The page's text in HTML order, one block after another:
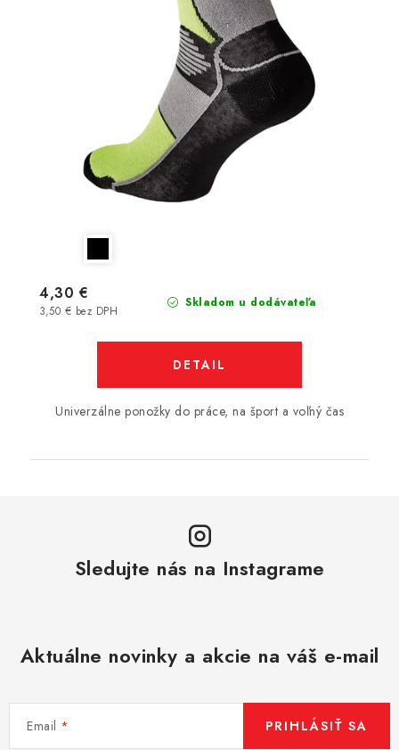
Skladom u dodávateľa
3,50 € bez DPH
4,30 €
DETAIL
Univerzálne ponožky do práce, na šport a voľný čas
Sledujte nás na Instagrame
Aktuálne novinky a akcie na váš e-mail
Email PRIHLÁSIŤ SA